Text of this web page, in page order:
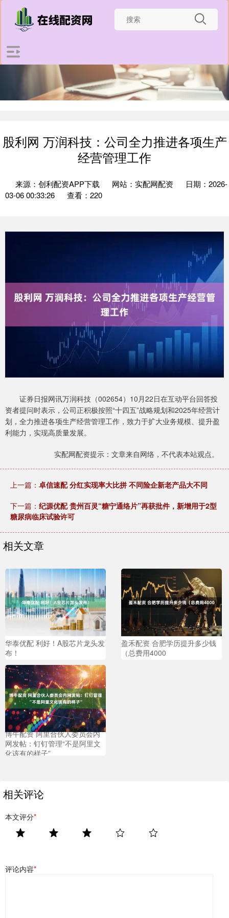
股利网 万润科技：公司全力推进各项生产
经营管理工作
来源：创利配资APP下载 网站：实配网配资
日期：2026-
03-06 00:33:26
查看：220
证券日报网讯万润科技（002654）10月22日在互动平台回答投
资者提问时表示，公司正积极按照“十四五”战略规划和2025年经营计
划，全力推进各项生产经营管理工作，致力于扩大业务规模、提升盈
利能力，实现高质量发展。
实配网配资提示：文章来自网络，不代表本站观点。
上一篇： 卓信速配 分红实现率大比拼 不同险企新老产品大不同
下一篇： 纪源优配 贵州百灵“糖宁通络片”再获批件，新增用于2型
糖尿病临床试验许可
相关文章
华泰优配 利好！A股芯片龙头发
布！
盈禾配资 合肥学历提升多少钱
（总费用4000
博牛配资 阿里合伙人委员会内
网发帖：钉钉管理“不是阿里文
化该有的样子”
相关评论
本文评分*
评论内容*